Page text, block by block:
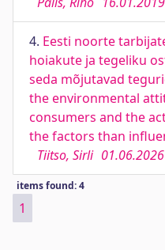
4. Eesti noorte
hoiakute ja tegeliku
seda mõjutavad
the environmental
consumers and the
the factors than
Tiitso, Sirli 01.06.2026
items found: 4
1